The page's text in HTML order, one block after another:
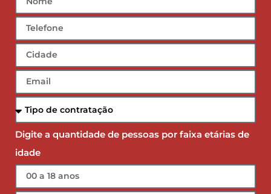
Digite a quantidade de pessoas por faixa etárias de
idade